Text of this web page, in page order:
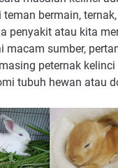
bermain,
penyakit atau kita
macam sumber,
peternak
tubuh hewan atau